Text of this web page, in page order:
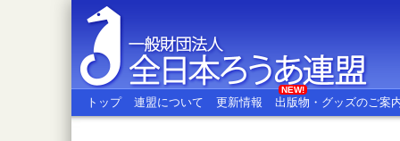
トップ 連盟について 更新情報 出版物・グッズのご案
NEW!